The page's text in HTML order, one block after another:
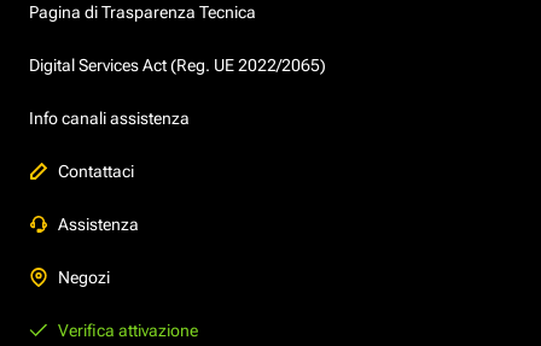
Pagina di Trasparenza Tecnica
Digital Services Act (Reg. UE 2022/2065)
Info canali assistenza
Contattaci
Assistenza
Negozi
Verifica attivazione